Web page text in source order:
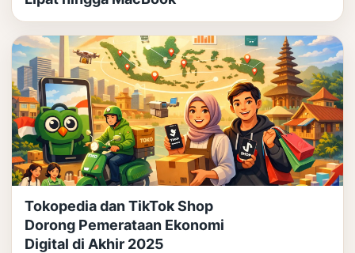
Tokopedia dan TikTok Shop
Dorong Pemerataan Ekonomi
Digital di Akhir 2025